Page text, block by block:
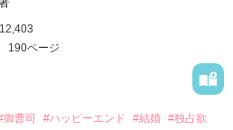
ストーカー被害に
を提案してきて――。
でワンナイトした美青年と再会。
閥御曹司にも関わらず、一族を離
家、社内でも冷徹だと評判な社長
だ――！
話係を命じられた美桜は、猫の世
の関係となってしまい――？
190ページ
御曹司 #ハッピーエンド #結婚 #独占欲